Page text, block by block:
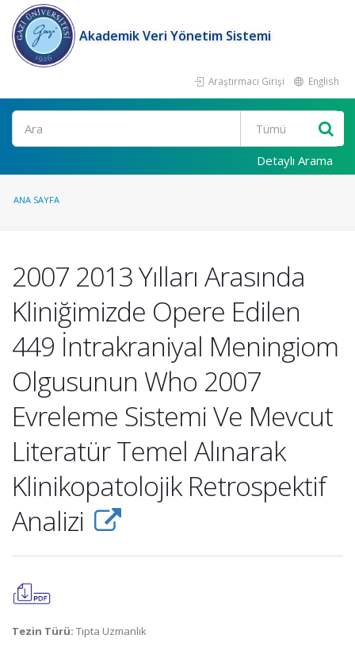
Akademik Veri Yönetim Sistemi
Araştırmacı Girişi English
Ara
Detaylı Arama
ANA SAYFA
2007 2013 Yılları Arasında
Kliniğimizde Opere Edilen
449 İntrakraniyal Meningiom
Olgusunun Who 2007
Evreleme Sistemi Ve Mevcut
Literatür Temel Alınarak
Klinikopatolojik Retrospektif
Analizi
Tezin Türü: Tıpta Uzmanlık